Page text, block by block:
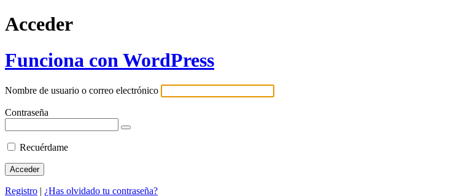
Acceder
Funciona con WordPress
Nombre de usuario o correo electrónico
Contraseña
Recuérdame
Registro | ¿Has olvidado tu contraseña?